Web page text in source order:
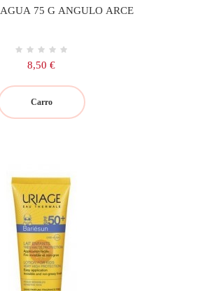
75 G ANGULO ARCE
Precio
8,50 €
Carro